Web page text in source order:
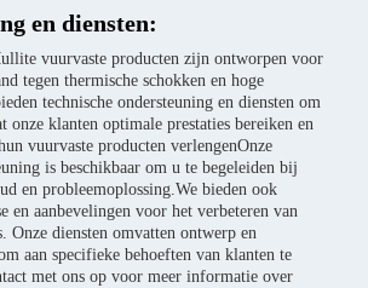
en diensten:
vuurvaste producten zijn ontworpen voor
tegen thermische schokken en hoge
technische ondersteuning en diensten om
onze klanten optimale prestaties bereiken en
vuurvaste producten verlengenOnze
is beschikbaar om u te begeleiden bij
en probleemoplossing.We bieden ook
en aanbevelingen voor het verbeteren van
Onze diensten omvatten ontwerp en
aan specifieke behoeften van klanten te
met ons op voor meer informatie over